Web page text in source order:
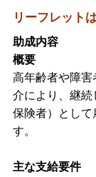
リーフレット
助成内容
概要
高年齢者や障害
介により、継続
保険者）として
す。
主な支給要件